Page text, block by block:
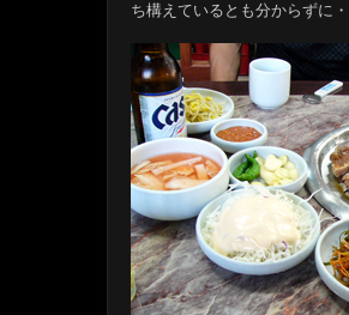
ち構えているとも分からずに